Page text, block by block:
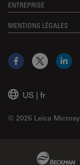
ENTREPRISE
MENTIONS LÉGALES
US | fr
© 2026 Leica
Facebook
X